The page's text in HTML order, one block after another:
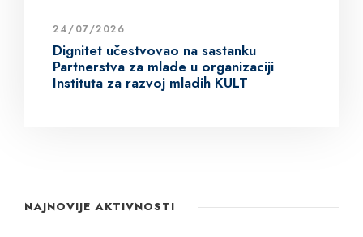
24/07/2026
Dignitet učestvovao na sastanku
Partnerstva za mlade u organizaciji
Instituta za razvoj mladih KULT
NAJNOVIJE AKTIVNOSTI